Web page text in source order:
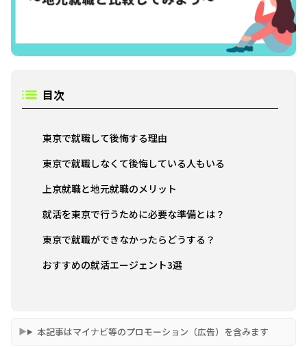
目次
東京で就職して後悔する理由
東京で就職しなくて後悔している人もいる
上京就職と地元就職のメリット
就活を東京で行うために必要な準備とは？
東京で就職ができなかったらどうする？
おすすめの就活エージェント3選
本記事はマイナビ等のプロモーション（広告）を含みます